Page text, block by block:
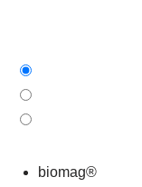
biomag®